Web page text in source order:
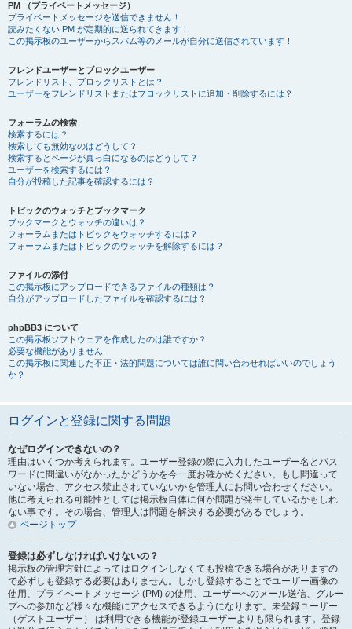
PM （プライベートメッセージ）
プライベートメッセージを送信できません！
読みたくない PM が定期的に送られてきます！
この掲示板のユーザーからスパム等のメールが自分に送信されています！
フレンドユーザーとブロックユーザー
フレンドリスト、ブロックリストとは？
ユーザーをフレンドリストまたはブロックリストに追加・削除するには？
フォーラムの検索
検索するには？
検索しても無効なのはどうして？
検索するとページが真っ白になるのはどうして？
ユーザーを検索するには？
自分が投稿した記事を確認するには？
トピックのウォッチとブックマーク
ブックマークとウォッチの違いは？
フォーラムまたはトピックをウォッチするには？
フォーラムまたはトピックのウォッチを解除するには？
ファイルの添付
この掲示板にアップロードできるファイルの種類は？
自分がアップロードしたファイルを確認するには？
phpBB3 について
この掲示板ソフトウェアを作成したのは誰ですか？
必要な機能がありません
この掲示板に関連した不正・法的問題については誰に問い合わせればいいのでしょう
か？
ログインと登録に関する問題
なぜログインできないの？
理由はいくつか考えられます。ユーザー登録の際に入力したユーザー名とパス
ワードに間違いがなかったかどうかを今一度お確かめください。もし間違って
いない場合、アクセス禁止されていないかを管理人にお問い合わせください。
他に考えられる可能性としては掲示板自体に何か問題が発生しているかもしれ
ない事です。その場合、管理人は問題を解決する必要があるでしょう。
ページトップ
登録は必ずしなければいけないの？
掲示板の管理方針によってはログインしなくても投稿できる場合がありますの
で必ずしも登録する必要はありません。しかし登録することでユーザー画像の
使用、プライベートメッセージ (PM) の使用、ユーザーへのメール送信、グルー
プへの参加など様々な機能にアクセスできるようになります。未登録ユーザー
（ゲストユーザー） は利用できる機能が登録ユーザーよりも限られます。登録